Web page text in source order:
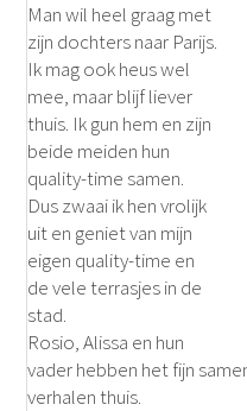
Man wil heel graag met
zijn dochters naar Parijs.
Ik mag ook heus wel
mee, maar blijf liever
thuis. Ik gun hem en zijn
beide meiden hun
quality-time samen.
Dus zwaai ik hen vrolijk
uit en geniet van mijn
eigen quality-time en
de vele terrasjes in de
stad.
Rosio, Alissa en hun
vader hebben het fijn
verhalen thuis.